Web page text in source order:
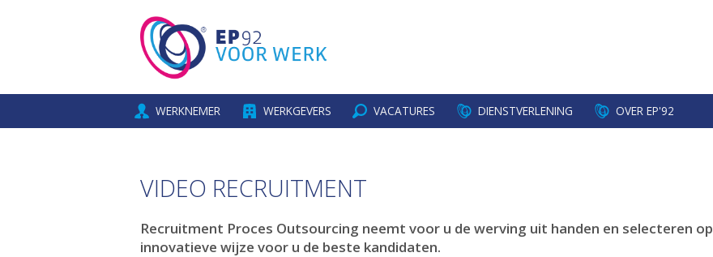
WERKNEMER WERKGEVERS VACATURES DIENSTVERLENING OVER EP'92
VIDEO RECRUITMENT
Recruitment Proces Outsourcing neemt voor u de werving uit handen en selecteren op
innovatieve wijze voor u de beste kandidaten.